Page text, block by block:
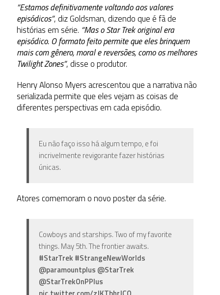
“Estamos definitivamente voltando aos valores
episódicos”, diz Goldsman, dizendo que é fã de
histórias em série. “Mas o Star Trek original era
episódico. O formato feito permite que eles brinquem
mais com gênero, moral e reversões, como os melhores
Twilight Zones”, disse o produtor.
Henry Alonso Myers acrescentou que a narrativa não
serializada permite que eles vejam as coisas de
diferentes perspectivas em cada episódio.
Eu não faço isso há algum tempo, e foi
incrivelmente revigorante fazer histórias
únicas.
Atores comemoram o novo poster da série.
Cowboys and starships. Two of my favorite
things. May 5th. The frontier awaits.
#StarTrek #StrangeNewWorlds
@paramountplus @StarTrek
@StarTrekOnPPlus